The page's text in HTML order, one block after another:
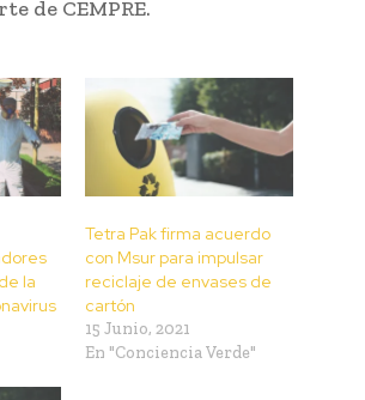
de CEMPRE.
la
Tetra Pak firma acuerdo
con Msur para impulsar
reciclaje de envases de
cartón
15 Junio, 2021
En "Conciencia Verde"